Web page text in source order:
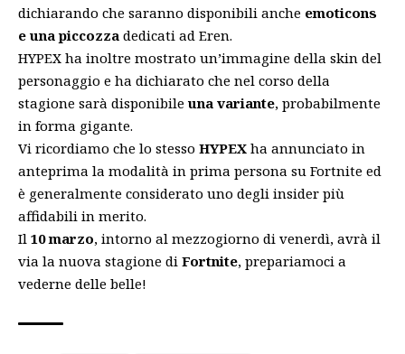
dichiarando che saranno disponibili anche emoticons
e una piccozza dedicati ad Eren.
HYPEX ha inoltre mostrato un’immagine della skin del
personaggio e ha dichiarato che nel corso della
stagione sarà disponibile una variante, probabilmente
in forma gigante.
Vi ricordiamo che lo stesso HYPEX ha annunciato in
anteprima la modalità in prima persona su Fortnite ed
è generalmente considerato uno degli insider più
affidabili in merito.
Il 10 marzo, intorno al mezzogiorno di venerdì, avrà il
via la nuova stagione di Fortnite, prepariamoci a
vederne delle belle!